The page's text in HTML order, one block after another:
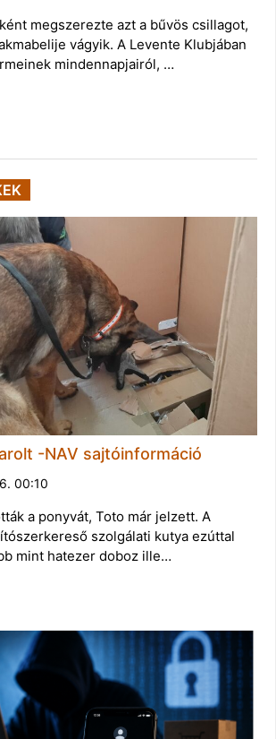
megszerezte azt a bűvös csillagot,
vágyik. A Levente Klubjában
mindennapjairól, …
-NAV sajtóinformáció
00:10
a ponyvát, Toto már jelzett. A
szolgálati kutya ezúttal
mint hatezer doboz ille…